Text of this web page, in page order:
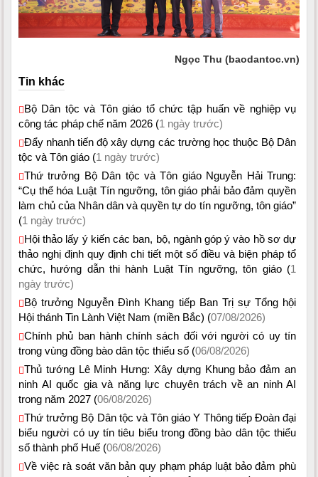
Ngọc Thu (baodantoc.vn)
Tin khác
Bộ Dân tộc và Tôn giáo tổ chức tập huấn về nghiệp vụ
công tác pháp chế năm 2026 (1 ngày trước)
Đẩy nhanh tiến độ xây dựng các trường học thuộc Bộ Dân
tộc và Tôn giáo (1 ngày trước)
Thứ trưởng Bộ Dân tộc và Tôn giáo Nguyễn Hải Trung:
“Cụ thể hóa Luật Tín ngưỡng, tôn giáo phải bảo đảm quyền
làm chủ của Nhân dân và quyền tự do tín ngưỡng, tôn giáo”
(1 ngày trước)
Hội thảo lấy ý kiến các ban, bộ, ngành góp ý vào hồ sơ dự
thảo nghị định quy định chi tiết một số điều và biện pháp tổ
chức, hướng dẫn thi hành Luật Tín ngưỡng, tôn giáo (1
ngày trước)
Bộ trưởng Nguyễn Đình Khang tiếp Ban Trị sự Tổng hội
Hội thánh Tin Lành Việt Nam (miền Bắc) (07/08/2026)
Chính phủ ban hành chính sách đối với người có uy tín
trong vùng đồng bào dân tộc thiểu số (06/08/2026)
Thủ tướng Lê Minh Hưng: Xây dựng Khung bảo đảm an
ninh AI quốc gia và năng lực chuyên trách về an ninh AI
trong năm 2027 (06/08/2026)
Thứ trưởng Bộ Dân tộc và Tôn giáo Y Thông tiếp Đoàn đại
biểu người có uy tín tiêu biểu trong đồng bào dân tộc thiểu
số thành phố Huế (06/08/2026)
Về việc rà soát văn bản quy phạm pháp luật bảo đảm phù